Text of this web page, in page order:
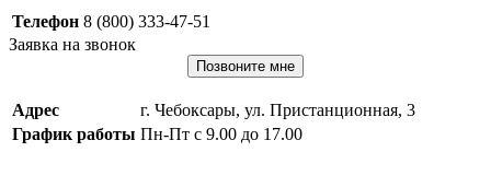
Телефон 8 (800) 333-47-51
Заявка на звонок
Позвоните мне
Адрес
г. Чебоксары, ул. Пристанционная, 3
График работы Пн-Пт с 9.00 до 17.00